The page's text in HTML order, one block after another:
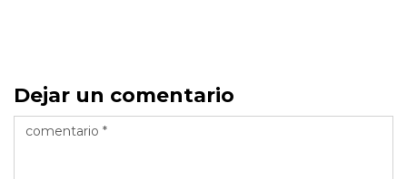
Dejar un comentario